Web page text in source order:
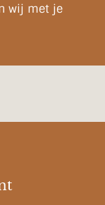
wij met je